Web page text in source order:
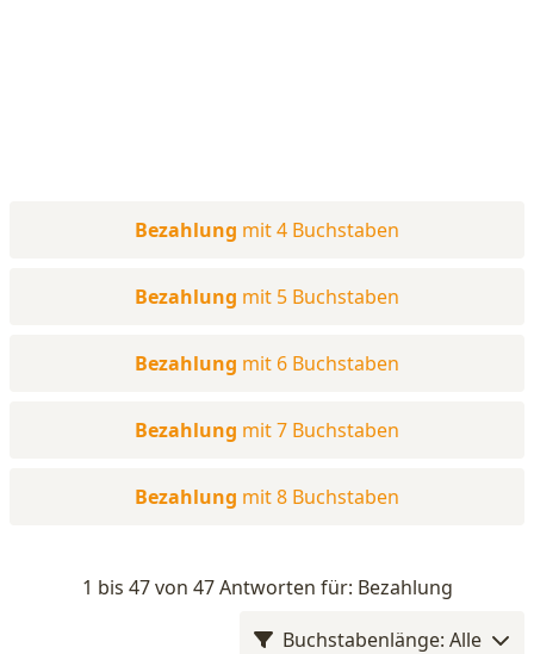
Bezahlung mit 4 Buchstaben
Bezahlung mit 5 Buchstaben
Bezahlung mit 6 Buchstaben
Bezahlung mit 7 Buchstaben
Bezahlung mit 8 Buchstaben
1 bis 47 von 47 Antworten für: Bezahlung
Buchstabenlänge: Alle